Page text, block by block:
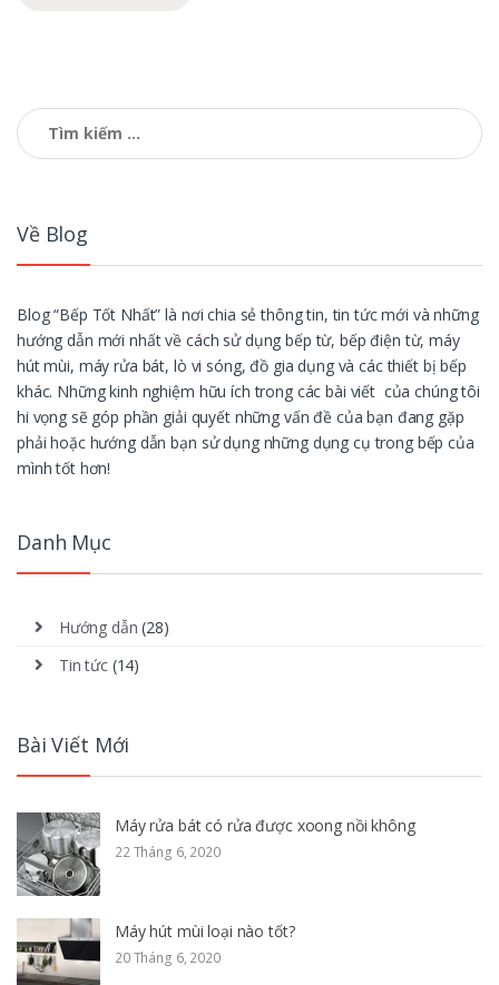
Tìm
kiếm
cho:
Về Blog
Blog “Bếp Tốt Nhất” là nơi chia sẻ thông tin, tin tức mới và những
hướng dẫn mới nhất về cách sử dụng bếp từ, bếp điện từ, máy
hút mùi, máy rửa bát, lò vi sóng, đồ gia dụng và các thiết bị bếp
khác. Những kinh nghiệm hữu ích trong các bài viết của chúng tôi
hi vọng sẽ góp phần giải quyết những vấn đề của bạn đang gặp
phải hoặc hướng dẫn bạn sử dụng những dụng cụ trong bếp của
mình tốt hơn!
Danh Mục
Hướng dẫn (28)
Tin tức(14)
Bài Viết Mới
Máy rửa bát có rửa được xoong nồi không
22 Tháng 6, 2020
Máy hút mùi loại nào tốt?
20 Tháng 6, 2020